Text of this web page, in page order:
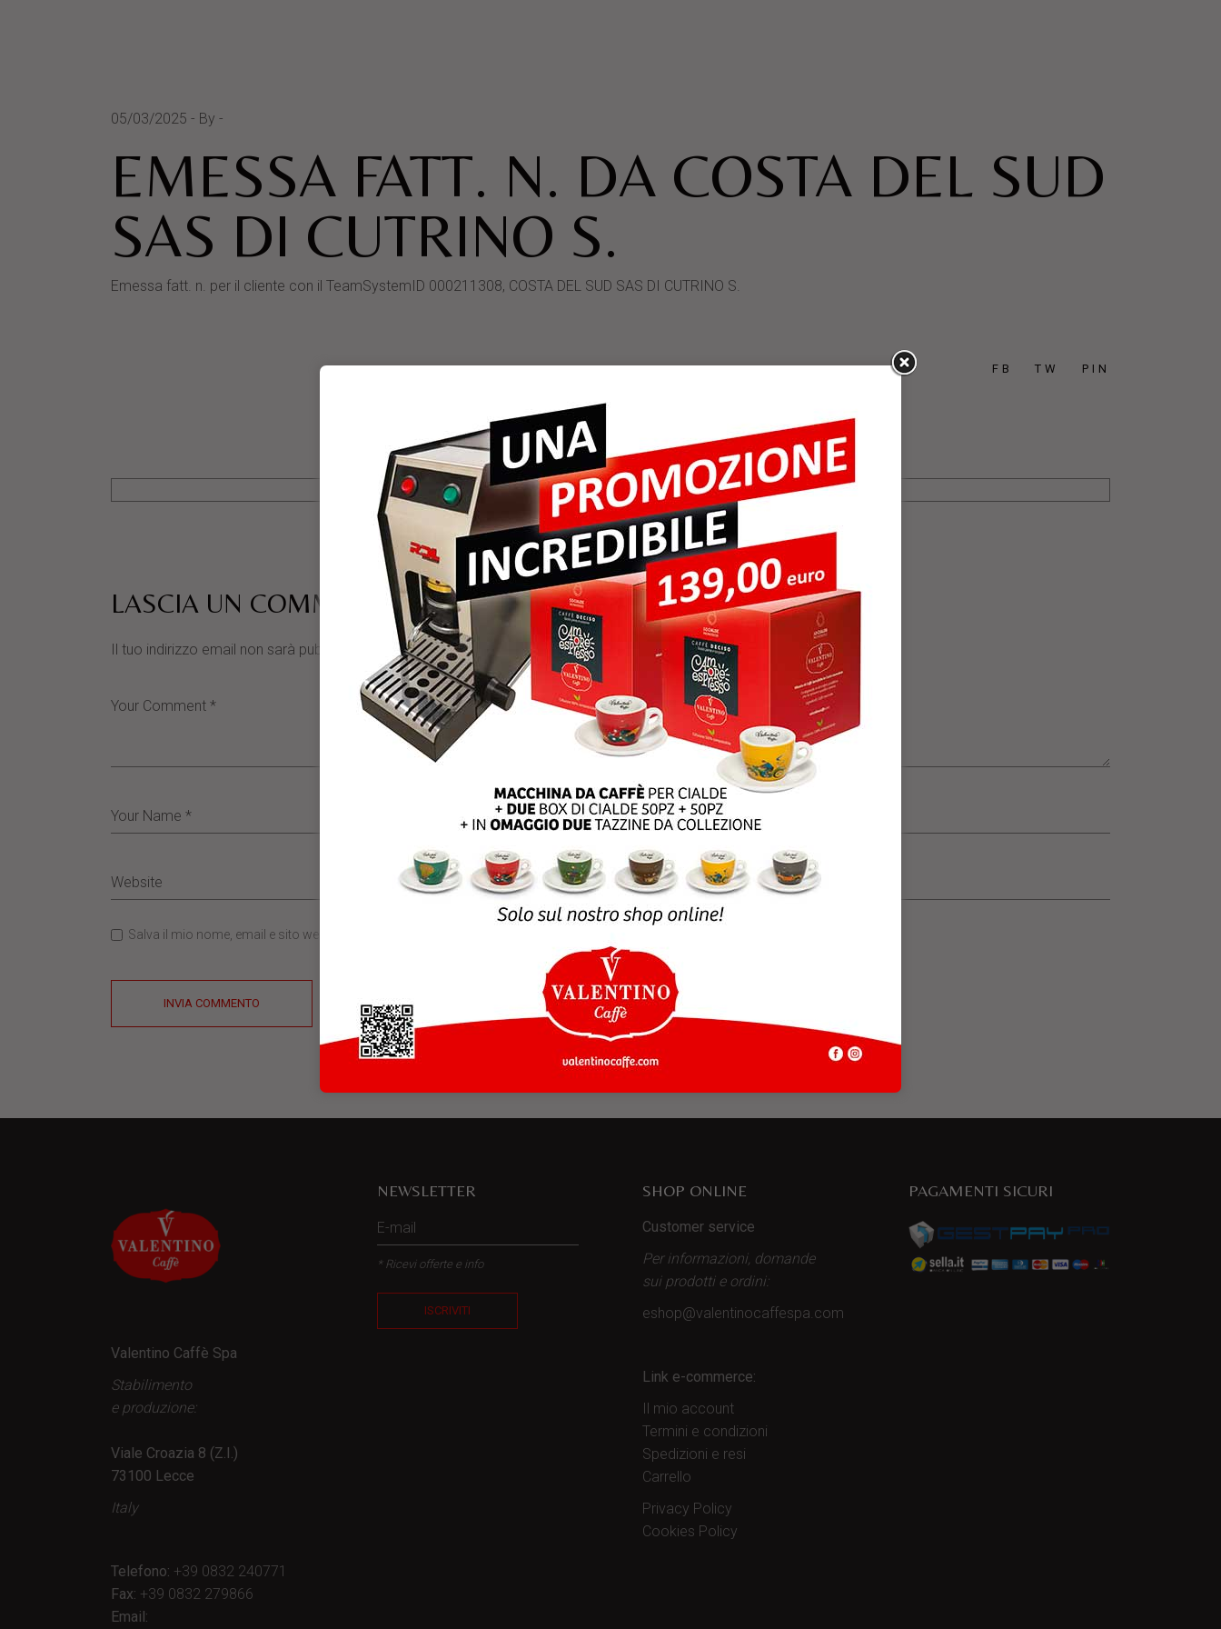
05/03/2025 By
EMESSA FATT. N. DA COSTA DEL SUD
SAS DI CUTRINO S.
Emessa fatt. n. per il cliente con il TeamSystemID 000211308, COSTA DEL SUD SAS DI CUTRINO S.
FB TW PIN
LASCIA UN COMMENTO
Il tuo indirizzo email non sarà pubblicato. I campi obbligatori sono contrassegnati
Salva il mio nome, email e sito web in questo browser per la prossima volta che commento.
INVIA COMMENTO
Valentino Caffè Spa
Stabilimento
e produzione:
Viale Croazia 8 (Z.I.)
73100 Lecce
Italy
Telefono: +39 0832 240771
Fax: +39 0832 279866
Email:
NEWSLETTER
* Ricevi offerte e info
ISCRIVITI
SHOP ONLINE
Customer service
Per informazioni, domande
sui prodotti e ordini:
eshop@valentinocaffespa.com
Link e-commerce:
Il mio account
Termini e condizioni
Spedizioni e resi
Carrello
Privacy Policy
Cookies Policy
PAGAMENTI SICURI